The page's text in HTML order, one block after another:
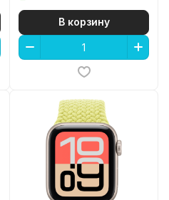
В корзину